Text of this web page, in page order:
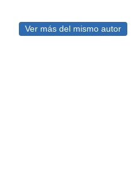
Ver más del mismo autor